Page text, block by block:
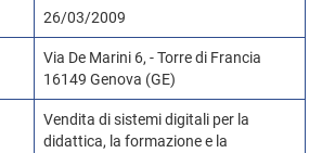
26/03/2009
Via De Marini 6, - Torre di Francia
16149 Genova (GE)
Vendita di sistemi digitali per la
didattica, la formazione e la